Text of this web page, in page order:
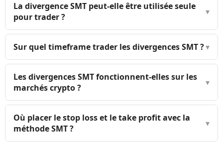
La divergence SMT peut-elle être utilisée seule
pour trader ?
▾
Sur quel timeframe trader les divergences SMT ?▾
Les divergences SMT fonctionnent-elles sur les
marchés crypto ?
▾
Où placer le stop loss et le take profit avec la
méthode SMT ?
▾